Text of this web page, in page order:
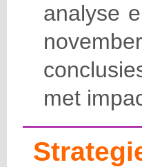
analyse
met